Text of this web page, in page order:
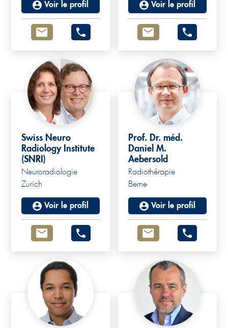
Voir le profil Voir le profil
Swiss Neuro
Radiology Institute
(SNRI)
Neuroradiologie
Zurich
Voir le profil
Prof. Dr. méd.
Daniel M.
Aebersold
Radiothérapie
Berne
Voir le profil